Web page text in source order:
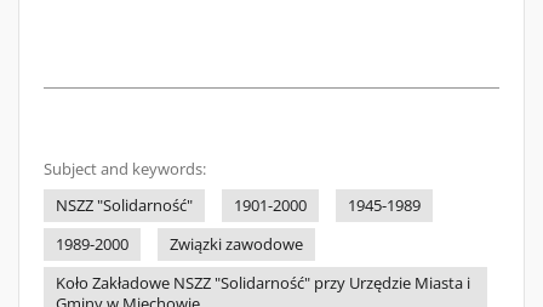
Subject and keywords:
NSZZ "Solidarność"
1901-2000
1945-1989
1989-2000
Związki zawodowe
Koło Zakładowe NSZZ "Solidarność" przy Urzędzie Miasta i